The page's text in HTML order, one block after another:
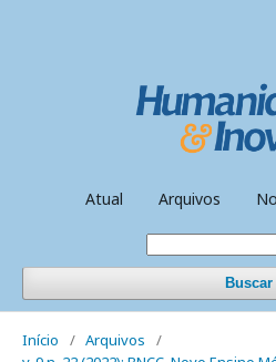
Atual Arquivos
Buscar
Início / Arquivos
/